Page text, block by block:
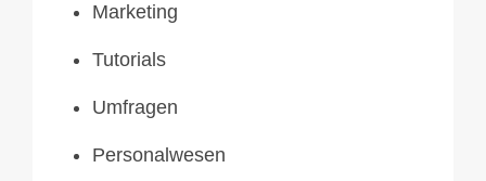
Marketing
Tutorials
Umfragen
Personalwesen